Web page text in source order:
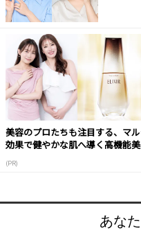
美容のプロたちも注目する、マ
効果で健やかな肌へ導く高機能
(PR)
あな